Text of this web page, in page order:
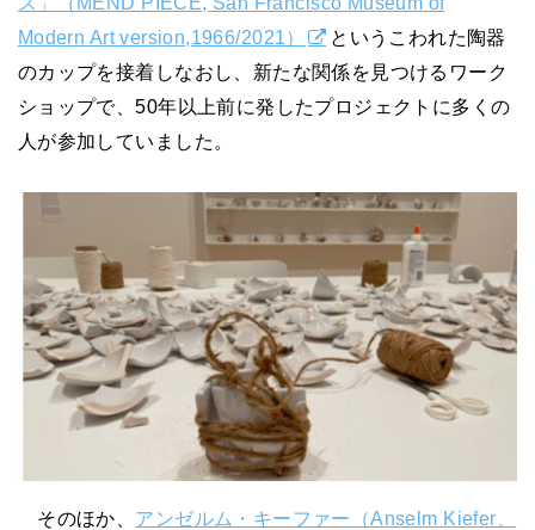
Modern Art version,1966/2021）
というこわれた陶器
のカップを接着しなおし、新たな関係を見つけるワーク
ショップで、50年以上前に発したプロジェクトに多くの
人が参加していました。
そのほか、 アンゼルム・キーファー（Anselm Kiefer、